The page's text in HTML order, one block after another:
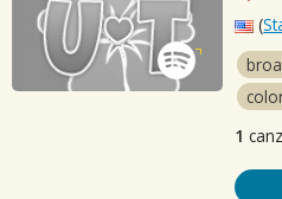
(
1